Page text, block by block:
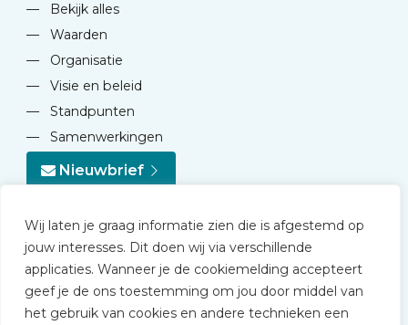
Wij laten je graag informatie zien die is afgestemd op
jouw interesses. Dit doen wij via verschillende
applicaties. Wanneer je de cookiemelding accepteert
geef je de ons toestemming om jou door middel van
het gebruik van cookies en andere technieken een
—
Bekijk alles
—
Waarden
—
Organisatie
—
Visie en beleid
—
Standpunten
—
Samenwerkingen
Nieuwbrief
© 2026 NVD
Privacy statement